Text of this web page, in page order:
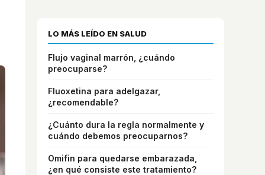
LO MÁS LEÍDO EN SALUD
Flujo vaginal marrón, ¿cuándo
preocuparse?
Fluoxetina para adelgazar,
¿recomendable?
¿Cuánto dura la regla normalmente y
cuándo debemos preocuparnos?
Omifin para quedarse embarazada,
¿en qué consiste este tratamiento?